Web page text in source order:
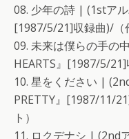
08. 少年の詩 | (1stアル
[1987/5/21]収録曲)/（
09. 未来は僕らの手の
HEARTS』[1987/5/
10. 星をください |
PRETTY』[1987/11/
ト）
11. ロクデナシ | (2nd